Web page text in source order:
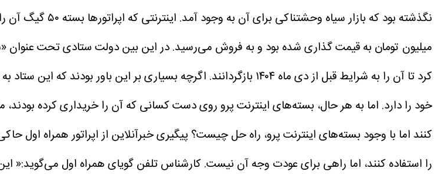
میلیون تومان به قیمت گذاری شده بود و به فروش می‌رسید.در این بین دولت ستادی تحت عنوان
کرد تا آن را به شرایط قبل از دی ماه ۱۴۰۴ بازگردانند. اگرچه بسیاری بر
خود را دارد. اما به هر حال، بسته‌های اینترنت پرو روی دست کسانی که آن را خریداری کرده بودند،
کنند اما با وجود بسته‌های اینترنت پرو، راه حل چیست؟ پیگیری خبرآنلاین از اپراتور همراه اول
را استفاده کنند، اما راهی برای عودت وجه آن نیست. کارشناس تلفن گویای همراه اول